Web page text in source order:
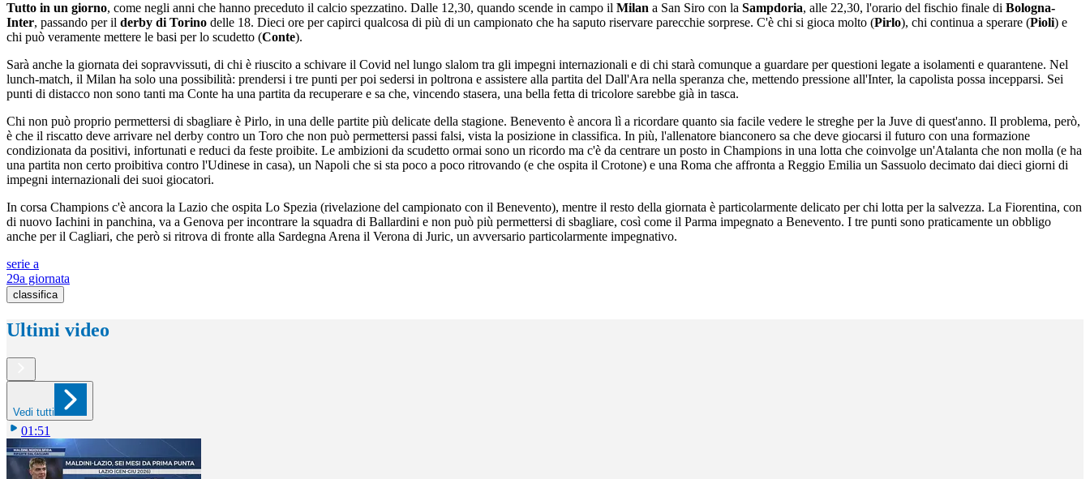
Tutto in un giorno, come negli anni che hanno preceduto il calcio spezzatino. Dalle 12,30, quando scende in campo il Milan a San Siro con la Sampdoria, alle 22,30, l'orario del fischio finale di Bologna-
Inter, passando per il derby di Torino delle 18. Dieci ore per capirci qualcosa di più di un campionato che ha saputo riservare parecchie sorprese. C'è chi si gioca molto (Pirlo), chi continua a sperare (Pioli) e
chi può veramente mettere le basi per lo scudetto (Conte).
Sarà anche la giornata dei sopravvissuti, di chi è riuscito a schivare il Covid nel lungo slalom tra gli impegni internazionali e di chi starà comunque a guardare per questioni legate a isolamenti e quarantene. Nel
lunch-match, il Milan ha solo una possibilità: prendersi i tre punti per poi sedersi in poltrona e assistere alla partita del Dall'Ara nella speranza che, mettendo pressione all'Inter, la capolista possa incepparsi. Sei
punti di distacco non sono tanti ma Conte ha una partita da recuperare e sa che, vincendo stasera, una bella fetta di tricolore sarebbe già in tasca.
Chi non può proprio permettersi di sbagliare è Pirlo, in una delle partite più delicate della stagione. Benevento è ancora lì a ricordare quanto sia facile vedere le streghe per la Juve di quest'anno. Il problema, però,
è che il riscatto deve arrivare nel derby contro un Toro che non può permettersi passi falsi, vista la posizione in classifica. In più, l'allenatore bianconero sa che deve giocarsi il futuro con una formazione
condizionata da positivi, infortunati e reduci da feste proibite. Le ambizioni da scudetto ormai sono un ricordo ma c'è da centrare un posto in Champions in una lotta che coinvolge un'Atalanta che non molla (e ha
una partita non certo proibitiva contro l'Udinese in casa), un Napoli che si sta poco a poco ritrovando (e che ospita il Crotone) e una Roma che affronta a Reggio Emilia un Sassuolo decimato dai dieci giorni di
impegni internazionali dei suoi giocatori.
In corsa Champions c'è ancora la Lazio che ospita Lo Spezia (rivelazione del campionato con il Benevento), mentre il resto della giornata è particolarmente delicato per chi lotta per la salvezza. La Fiorentina, con
di nuovo Iachini in panchina, va a Genova per incontrare la squadra di Ballardini e non può più permettersi di sbagliare, così come il Parma impegnato a Benevento. I tre punti sono praticamente un obbligo
anche per il Cagliari, che però si ritrova di fronte alla Sardegna Arena il Verona di Juric, un avversario particolarmente impegnativo.
serie a
29a giornata
classifica
Ultimi video
Vedi tutti
01:51